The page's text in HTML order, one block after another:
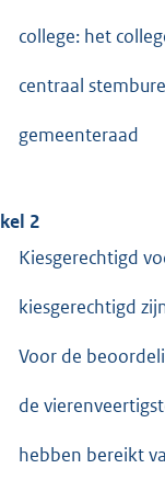
college: het
centraal
gemeenteraad
2
Kiesgerechtigd
kiesgerechtigd
Voor de
de
hebben bereikt